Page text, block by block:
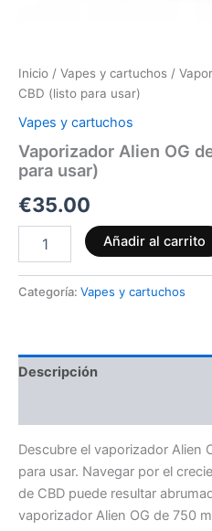
Inicio / Vapes y cartuchos /
CBD (listo para usar)
Vapes y cartuchos
Vaporizador Alien OG
para usar)
€35.00
Añadir al carrito
Categoría: Vapes y cartuchos
Descripción
Descubre el vaporizador Alien
para usar. Navegar por el
de CBD puede resultar
vaporizador Alien OG de 750